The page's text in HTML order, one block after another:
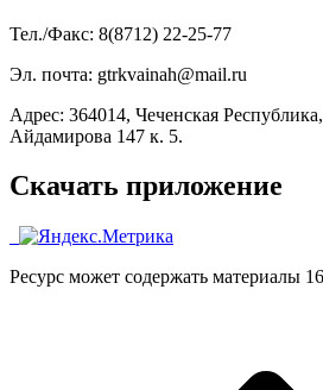
Тел./Факс: 8(8712) 22-25-77
Эл. почта: gtrkvainah@mail.ru
Адрес: 364014, Чеченская
Айдамирова 147 к. 5.
Скачать приложение
Ресурс может содержать материалы